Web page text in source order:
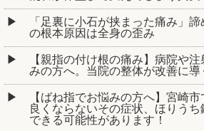
「足裏に小石が挟まった痛み」
の根本原因は全身の歪み
【親指の付け根の痛み】病院や
みの方へ。当院の整体が改善に導
【ばね指でお悩みの方へ】宮崎
良くならないその症状、ほりう
できる可能性があります！